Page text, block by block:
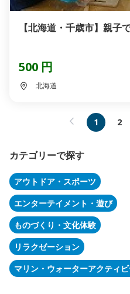
【北海道・千歳市】親子
500 円
北海道
1 2
カテゴリーで探す
アウトドア・スポーツ
エンターテイメント・遊び
ものづくり・文化体験
リラクゼーション
マリン・ウォーターアクティビ